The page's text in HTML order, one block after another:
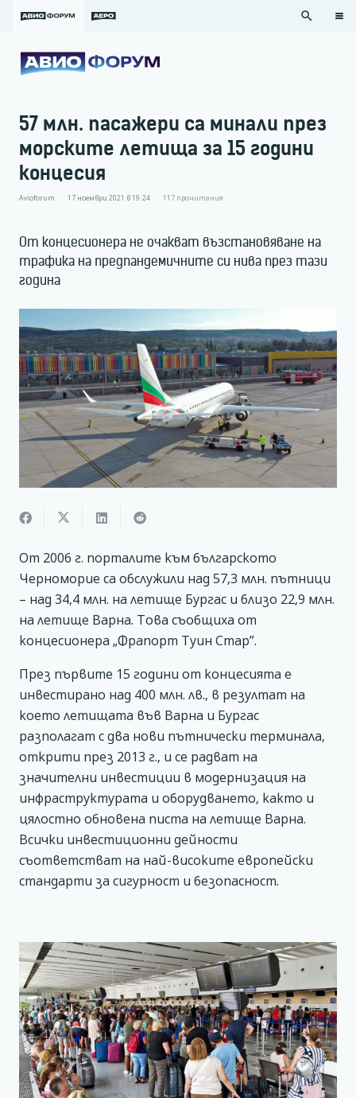
search
57 млн. пасажери са минали през
морските летища за 15 години
концесия
Avioforum 17 ноември 2021 в 19:24 117 прочитания
От концесионера не очакват възстановяване на
трафика на предпандемичните си нива през тази
година
От 2006 г. порталите към българското
Черноморие са обслужили над 57,3 млн. пътници
– над 34,4 млн. на летище Бургас и близо 22,9 млн.
на летище Варна. Това съобщиха от
концесионера „Фрапорт Туин Стар”.
През първите 15 години от концесията е
инвестирано над 400 млн. лв., в резултат на
което летищата във Варна и Бургас
разполагат с два нови пътнически терминала,
открити през 2013 г., и се радват на
значителни инвестиции в модернизация на
инфраструктурата и оборудването, както и
цялостно обновена писта на летище Варна.
Всички инвестиционни дейности
съответстват на най-високите европейски
стандарти за сигурност и безопасност.